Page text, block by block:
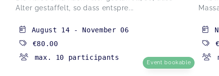
Alter gestaffelt, so dass entspre...
August 14 - November 06
€80.00
max. 10 participants
Event bookable